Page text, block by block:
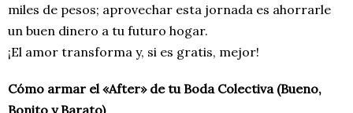
miles de pesos; aprovechar esta jornada es ahorrarle
un buen dinero a tu futuro hogar.
¡El amor transforma y, si es gratis, mejor!
Cómo armar el «After» de tu Boda Colectiva (Bueno,
Bonito y Barato)